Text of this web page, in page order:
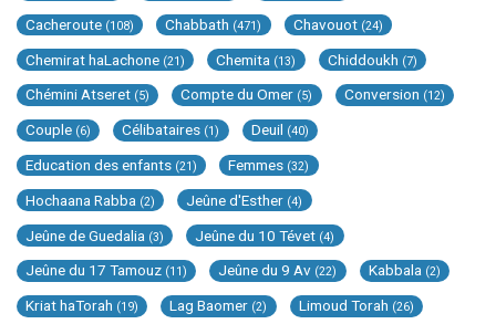
Cacheroute (108) Chabbath (471) Chavouot (24)
Chemirat haLachone (21) Chemita (13) Chiddoukh (7)
Chémini Atseret (5) Compte du Omer (5) Conversion (12)
Couple (6) Célibataires (1) Deuil (40)
Education des enfants (21) Femmes (32)
Hochaana Rabba (2) Jeûne d'Esther (4)
Jeûne de Guedalia (3) Jeûne du 10 Tévet (4)
Jeûne du 17 Tamouz (11) Jeûne du 9 Av (22) Kabbala (2)
Kriat haTorah (19) Lag Baomer (2) Limoud Torah (26)